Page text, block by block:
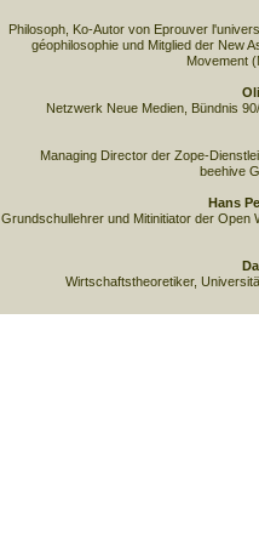
Philosoph, Ko-Autor von Eprouver
géophilosophie und Mitglied der New
Movement
Netzwerk Neue Medien, Bündnis
Managing Director der Zope-
beehive
Hans
Grundschullehrer und Mitinitiator der Open
Wirtschaftstheoretiker,